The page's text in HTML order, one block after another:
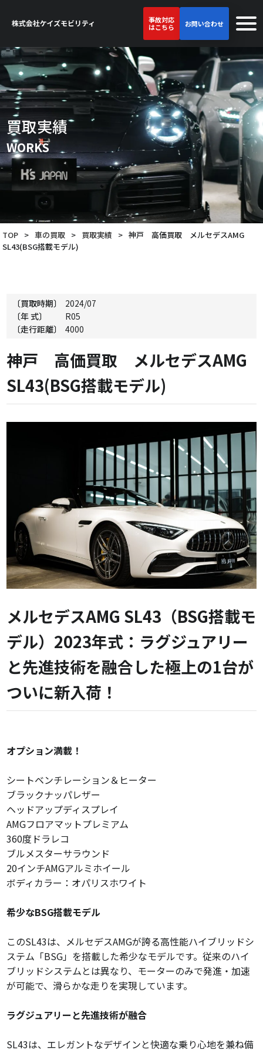
事故対応
はこちら
お問い合わせ
買取実績
WORKS
TOP > 車の買取 > 買取実績 > 神戸 高価買取 メルセデスAMG
SL43(BSG搭載モデル)
〔買取時期〕
2024/07
〔年 式〕
R05
〔走行距離〕
4000
神戸 高価買取 メルセデスAMG
SL43(BSG搭載モデル)
メルセデスAMG SL43（BSG搭載モ
デル）2023年式：ラグジュアリー
と先進技術を融合した極上の1台が
ついに新入荷！
オプション満載！
シートベンチレーション＆ヒーター
ブラックナッパレザー
ヘッドアップディスプレイ
AMGフロアマットプレミアム
360度ドラレコ
ブルメスターサラウンド
20インチAMGアルミホイール
ボディカラー：オパリスホワイト
希少なBSG搭載モデル
このSL43は、 メルセデスAMGが誇る高性能ハイブリッドシ
ステム「BSG」を搭載した希少なモデルです。従来のハイ
ブリッドシステムとは異なり、 モーターのみで発進・加速
が可能で、滑らかな走りを実現しています。
ラグジュアリーと先進技術が融合
SL43は、 エレガントなデザインと快適な乗り心地を兼ね備